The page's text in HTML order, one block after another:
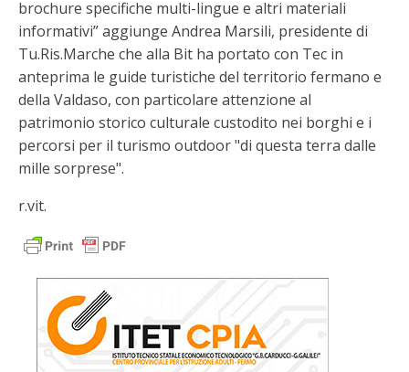
brochure specifiche multi-lingue e altri materiali
informativi” aggiunge Andrea Marsili, presidente di
Tu.Ris.Marche che alla Bit ha portato con Tec in
anteprima le guide turistiche del territorio fermano e
della Valdaso, con particolare attenzione al
patrimonio storico culturale custodito nei borghi e i
percorsi per il turismo outdoor "di questa terra dalle
mille sorprese".
r.vit.